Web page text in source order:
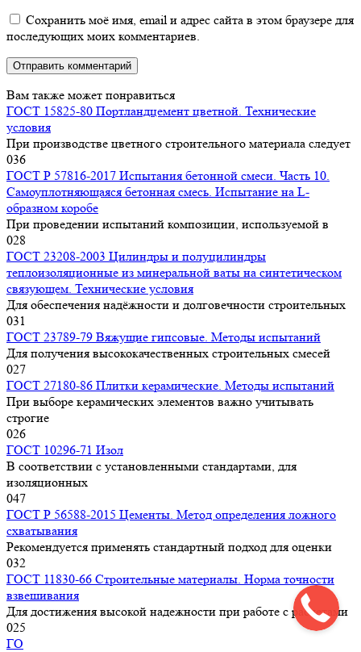
Сохранить моё имя, email и адрес сайта в этом браузере для
последующих моих комментариев.
Вам также может понравиться
ГОСТ 15825-80 Портландцемент цветной. Технические
условия
При производстве цветного строительного материала следует
036
ГОСТ Р 57816-2017 Испытания бетонной смеси. Часть 10.
Самоуплотняющаяся бетонная смесь. Испытание на L-
образном коробе
При проведении испытаний композиции, используемой в
028
ГОСТ 23208-2003 Цилиндры и полуцилиндры
теплоизоляционные из минеральной ваты на синтетическом
связующем. Технические условия
Для обеспечения надёжности и долговечности строительных
031
ГОСТ 23789-79 Вяжущие гипсовые. Методы испытаний
Для получения высококачественных строительных смесей
027
ГОСТ 27180-86 Плитки керамические. Методы испытаний
При выборе керамических элементов важно учитывать
строгие
026
ГОСТ 10296-71 Изол
В соответствии с установленными стандартами, для
изоляционных
047
ГОСТ Р 56588-2015 Цементы. Метод определения ложного
схватывания
Рекомендуется применять стандартный подход для оценки
032
ГОСТ 11830-66 Строительные материалы. Норма точности
взвешивания
Для достижения высокой надежности при работе с расчетами
025
ГО